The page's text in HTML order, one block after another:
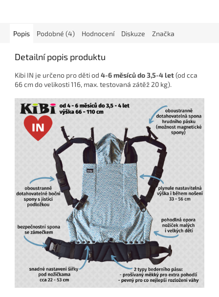
Popis Podobné (4) Hodnocení Diskuze Značka
Detailní popis produktu
Kibi IN je určeno pro děti od 4-6 měsíců do 3,5-4 let(od cca
66 cm do velikosti 116, max. testovaná zátěž 20 kg).